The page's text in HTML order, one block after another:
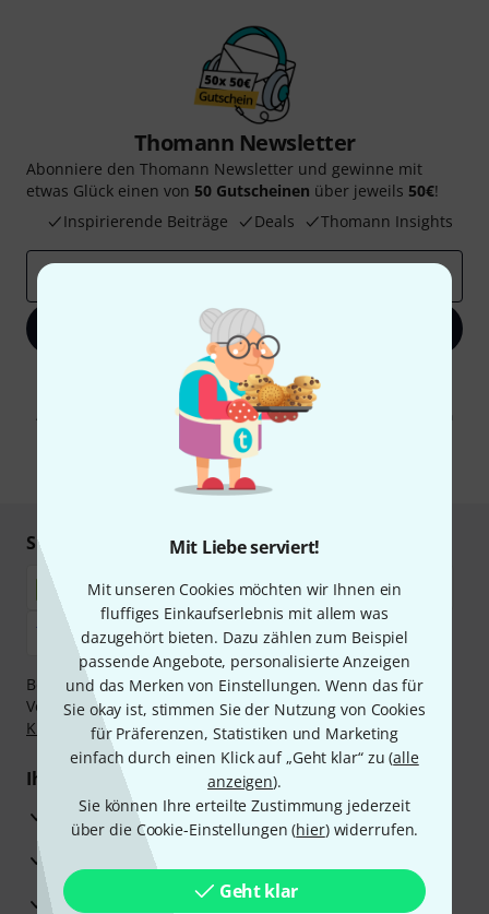
Mit Liebe serviert!
Mit unseren Cookies möchten wir Ihnen ein
fluffiges Einkaufserlebnis mit allem was
dazugehört bieten. Dazu zählen zum Beispiel
passende Angebote, personalisierte Anzeigen
und das Merken von Einstellungen. Wenn das für
Sie okay ist, stimmen Sie der Nutzung von Cookies
für Präferenzen, Statistiken und Marketing
einfach durch einen Klick auf „Geht klar“ zu (alle
anzeigen).
Sie können Ihre erteilte Zustimmung jederzeit
über die Cookie-Einstellungen (hier) widerrufen.
Geht klar
Thomann Newsletter
Abonniere den Thomann Newsletter und gewinne mit
etwas Glück einen von 50 Gutscheinen über jeweils 50€!
Inspirierende Beiträge
Deals Thomann Insights
Jetzt anmelden
Mit Klick auf „Jetzt anmelden“ stimmen Sie dem Erhalt von E-Mail-
Werbung und einer Messung des E-Mail-Nutzungsverhaltens zu. Die
Abmeldung ist jederzeit möglich. Weitere Informationen finden Sie in
Datenschutzhinweisen
* Pflichtfeld
Sicher einkaufen & bezahlen
Bezahlen Sie vertraulich und sicher per Nachnahme,
Vorkasse, PayPal, Amazon Pay,Klarna Sofort bezahlen,
Klarna Ratenzahlungoder Kreditkarte.
Ihre Vorteile
3 Jahre Thomann Garantie
30 Tage Money-Back-Garantie
Reparaturservice